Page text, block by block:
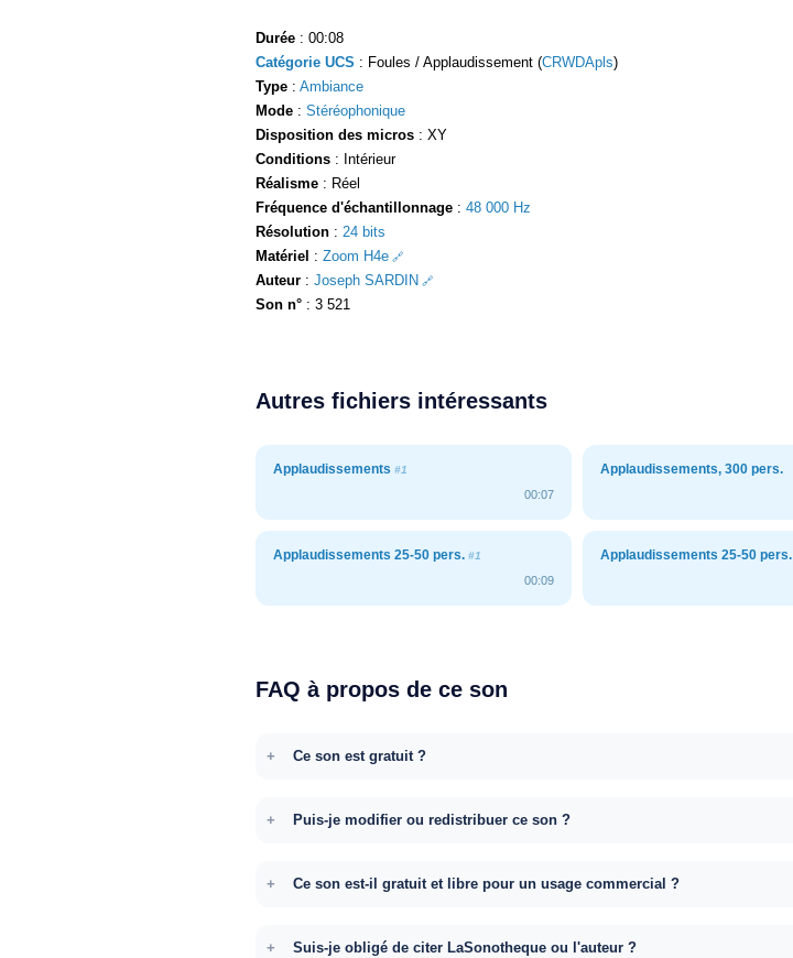
Durée : 00:08
Catégorie UCS : Foules / Applaudissement (CRWDApls)
Type : Ambiance
Mode : Stéréophonique
Disposition des micros : XY
Conditions : Intérieur
Réalisme : Réel
Fréquence d'échantillonnage : 48 000 Hz
Résolution : 24 bits
Matériel : Zoom H4e
Auteur : Joseph SARDIN
Son n° : 3 521
Autres fichiers intéressants
Applaudissements #1
00:07
Applaudissements, 300 pers.
Applaudissements 25-50 pers. #1
00:09
Applaudissements 25-50 pers.
FAQ à propos de ce son
Ce son est gratuit ?
Puis-je modifier ou redistribuer ce son ?
Ce son est-il gratuit et libre pour un usage commercial ?
Suis-je obligé de citer LaSonotheque ou l'auteur ?